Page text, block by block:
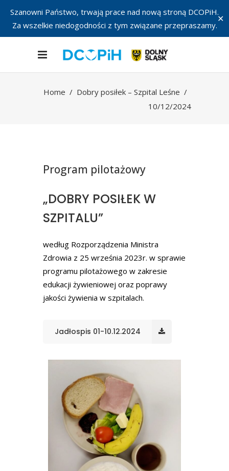
Szanowni Państwo, trwają prace nad nową stroną DCOPiH.
Za wszelkie niedogodności z tym związane przepraszamy.
✕
Home / Dobry posiłek – Szpital Leśne /
10/12/2024
Program pilotażowy
„DOBRY POSIŁEK W
SZPITALU”
według Rozporządzenia Ministra
Zdrowia z 25 września 2023r. w sprawie
programu pilotażowego w zakresie
edukacji żywieniowej oraz poprawy
jakości żywienia w szpitalach.
Jadłospis 01-10.12.2024